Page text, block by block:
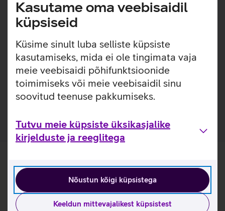
Kasutame oma veebisaidil
küpsiseid
Küsime sinult luba selliste küpsiste
kasutamiseks, mida ei ole tingimata vaja
meie veebisaidi põhifunktsioonide
toimimiseks või meie veebisaidil sinu
soovitud teenuse pakkumiseks.
Tutvu meie küpsiste üksikasjalike
kirjelduste ja reeglitega
Nõustun kõigi küpsistega
Keeldun mittevajalikest küpsistest
Õhuke, kerge ja lihtsasti kinnitatav ümbris, millel on
sisseehitatud MagSafe magnetid, mis muudavad ümbrise
kinnitamise ja eemaldamise väga lihtsaks. Ümbrisega on
võimalik kasutada Qi või MagSafe juhtmevaba laadimist
ilma seda eemaldamata. Lisaks saab ümbrise tagaküljele
mugavalt kinnitada ka rahatasku. Ümbris on mikrofiiber
sisuga, tagamaks telefonile kaitse mikrokriimustuste eest
juhuks, kui tolm ja mustus satuvad telefoni ja ümbrise
vahele.